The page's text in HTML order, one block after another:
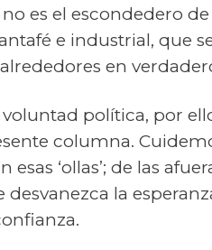
es el escondedero
e industrial, que
en
voluntad política, por
columna.
‘ollas’; de las
la